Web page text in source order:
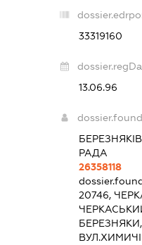
33319160
13.06.96
РАДА
26358118
20746,